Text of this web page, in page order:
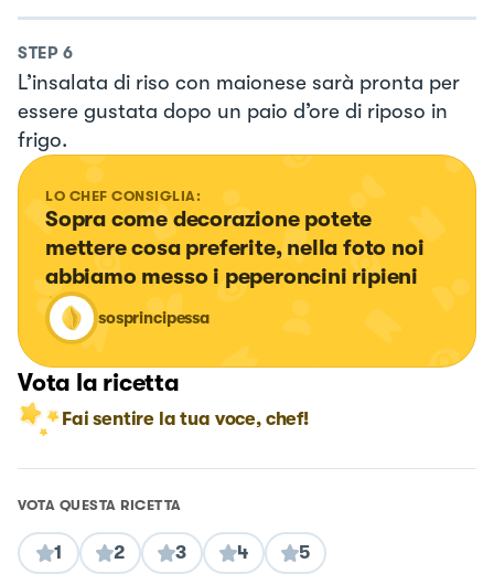
STEP 6
L’insalata di riso con maionese sarà pronta per
essere gustata dopo un paio d’ore di riposo in
frigo.
LO CHEF CONSIGLIA:
Sopra come decorazione potete
mettere cosa preferite, nella foto noi
abbiamo messo i peperoncini ripieni
sosprincipessa
Vota la ricetta
Fai sentire la tua voce, chef!
VOTA QUESTA RICETTA
1 2 3 4 5